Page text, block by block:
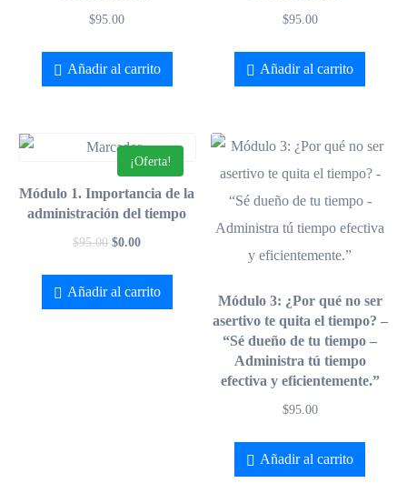
$95.00
Añadir al carrito
$95.00
Añadir al carrito
¡Oferta!
Módulo 1. Importancia de la
administración del tiempo
$95.00 $0.00
Añadir al carrito
Módulo 3: ¿Por qué no ser
asertivo te quita el tiempo? –
“Sé dueño de tu tiempo –
Administra tú tiempo
efectiva y eficientemente.”
$95.00
Añadir al carrito